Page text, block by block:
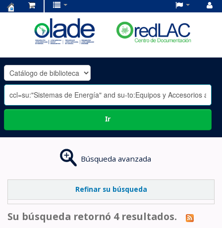
OLADE
-
Ir
Búsqueda avanzada
Refinar su búsqueda
Su búsqueda retornó 4 resultados.